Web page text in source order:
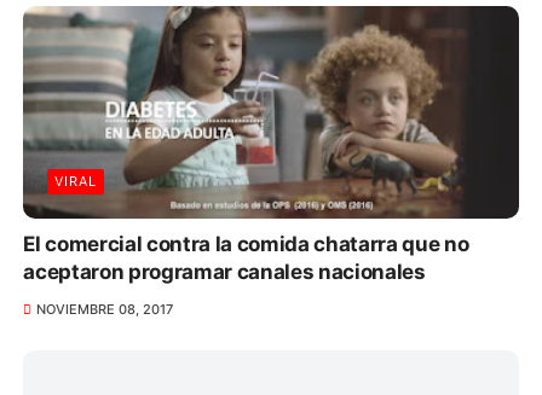
VIRAL
El comercial contra la comida chatarra que no
aceptaron programar canales nacionales
NOVIEMBRE 08, 2017